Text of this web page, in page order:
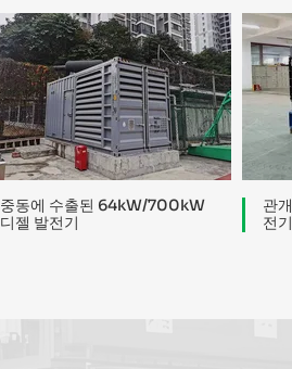
중동에 수출된 64kW/700kW
디젤 발전기
관
전